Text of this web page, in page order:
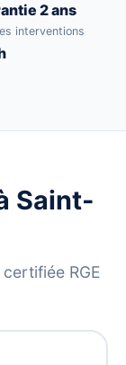
2 ans
interventions
Saint-
RGE